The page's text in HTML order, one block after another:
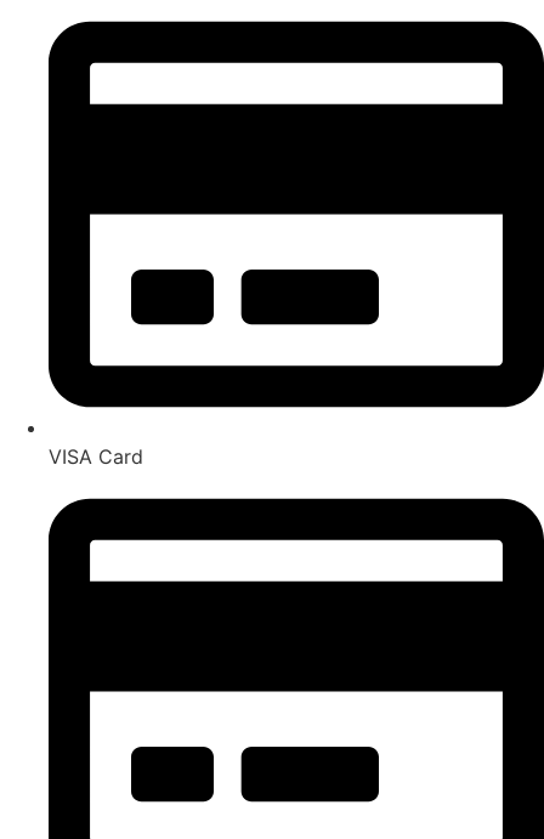
VISA Card